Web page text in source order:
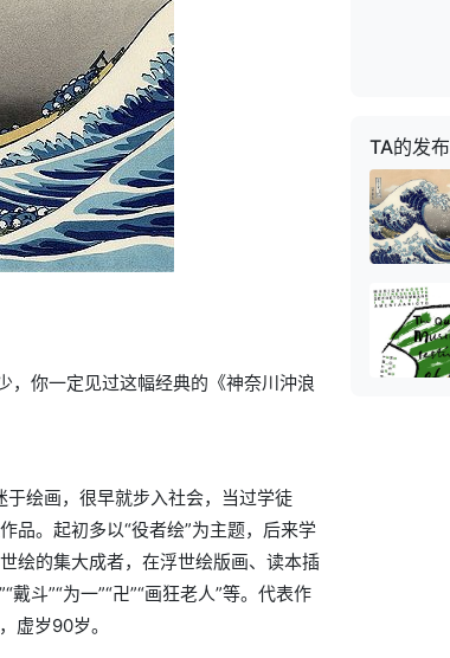
，你一定见过这幅经典的《神奈川沖浪
绘画，很早就步入社会，当过学徒
品。起初多以“役者绘”为主题，后来学
绘的集大成者，在浮世绘版画、读本插
斗”“为一”“卍”“画狂老人”等。代表作
虚岁90岁。
TA的发布